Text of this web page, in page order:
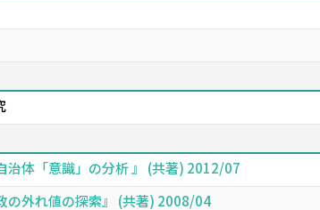
治体「意識」の分析 』 (共著) 2012/07
の外れ値の探索』 (共著) 2008/04